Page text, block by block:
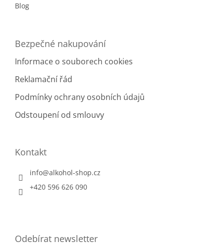
Blog
Bezpečné nakupování
Informace o souborech cookies
Reklamační řád
Podmínky ochrany osobních údajů
Odstoupení od smlouvy
Kontakt
info@alkohol-shop.cz
+420 596 626 090
Odebírat newsletter